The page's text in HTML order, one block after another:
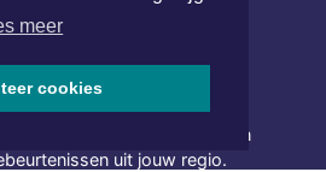
meer
cookies
en krijg wekelijks een
uit jouw regio.